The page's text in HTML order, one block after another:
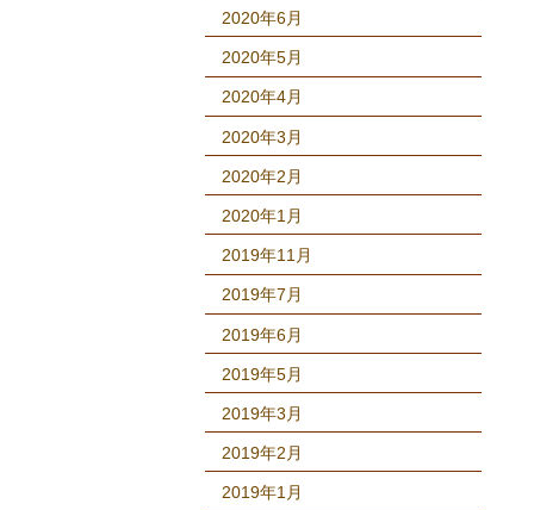
2020年6月
2020年5月
2020年4月
2020年3月
2020年2月
2020年1月
2019年11月
2019年7月
2019年6月
2019年5月
2019年3月
2019年2月
2019年1月